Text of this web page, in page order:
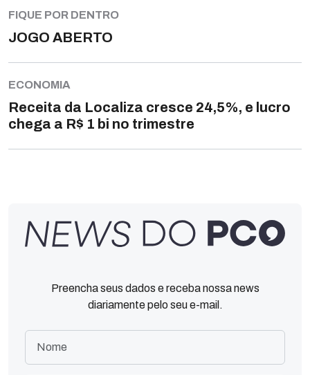
FIQUE POR DENTRO
JOGO ABERTO
ECONOMIA
Receita da Localiza cresce 24,5%, e lucro
chega a R$ 1 bi no trimestre
Preencha seus dados e receba nossa news
diariamente pelo seu e-mail.